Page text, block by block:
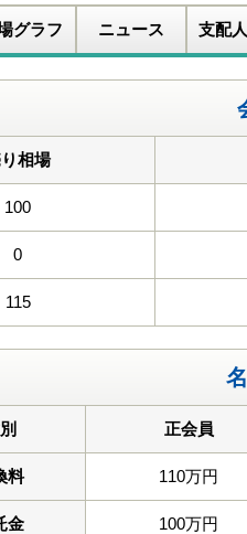
グラフ ニュース 支配
相場
100
0
115
正会員
料 110万円
金 100万円